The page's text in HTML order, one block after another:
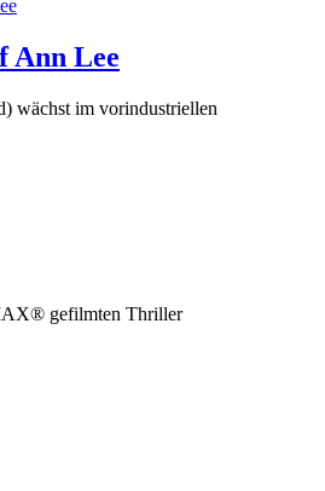
Ann Lee
wächst im vorindustriellen
gefilmten Thriller